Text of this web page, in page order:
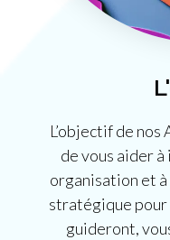
L’objectif de
de vous aider
organisation et
stratégique pour
guideront,